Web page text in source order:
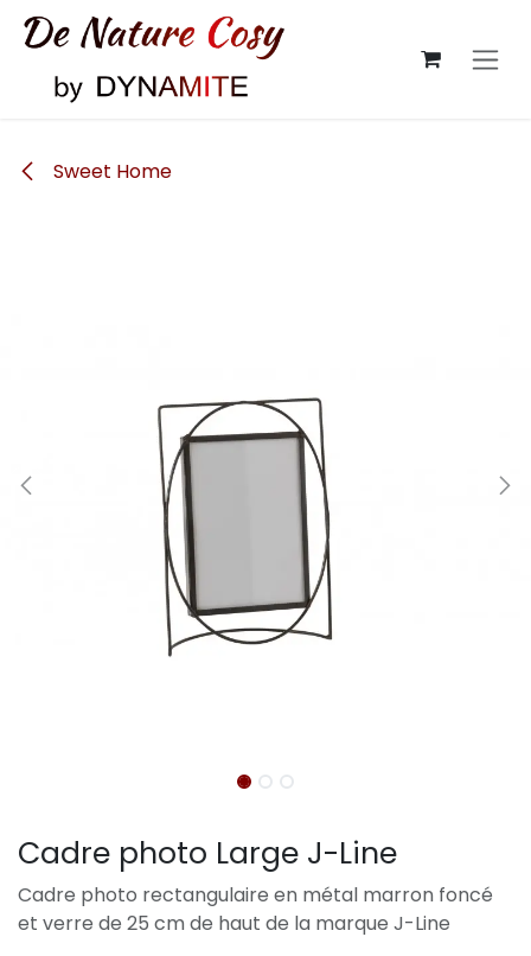
Se rendre au contenu
Sweet Home
Cadre photo Large J-Line
Cadre photo rectangulaire en métal marron foncé
et verre de 25 cm de haut de la marque J-Line